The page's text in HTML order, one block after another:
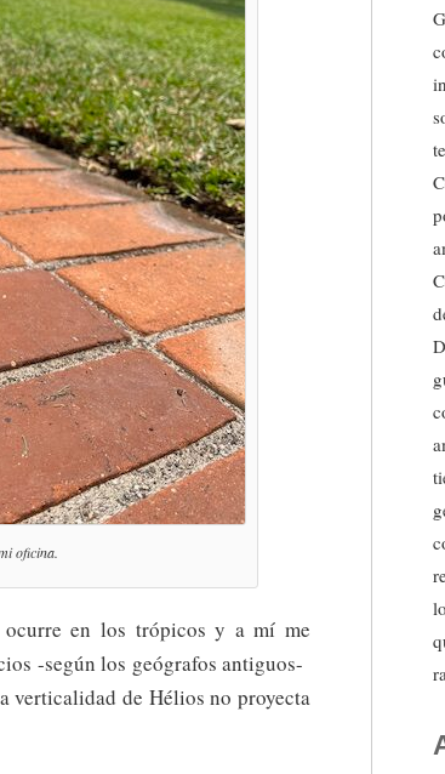
oficina.
en los trópicos y a mí me
-según los geógrafos antiguos-
verticalidad de Hélios no proyecta